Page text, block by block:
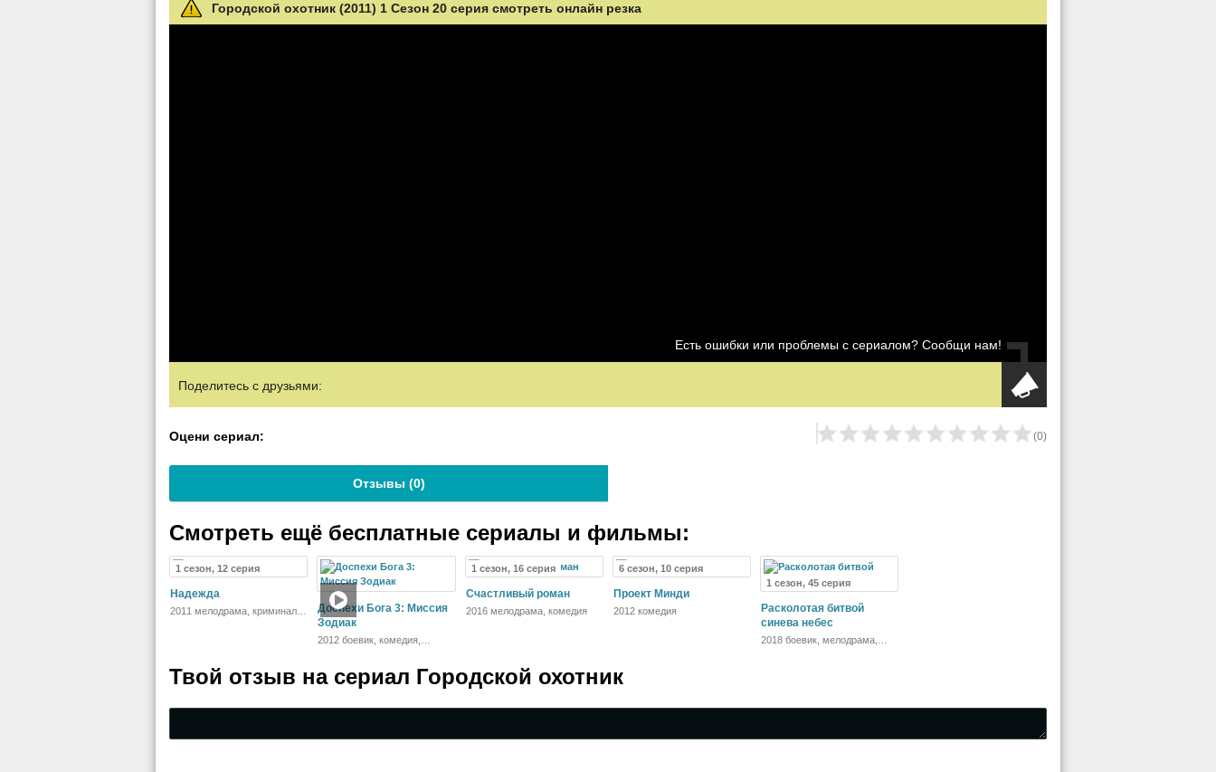
Городской охотник (2011) 1 Сезон 20 серия смотреть онлайн резка
Есть ошибки или проблемы с сериалом? Сообщи нам!
Поделитесь с друзьями:
Оцени сериал: (0)
Отзывы (0)
Смотреть ещё бесплатные сериалы и фильмы:
1 сезон, 12 серия
Надежда
2011 мелодрама, криминал,
Доспехи Бога 3: Миссия
Зодиак
2012 боевик, комедия,
1 сезон, 16 серия
Счастливый роман
2016 мелодрама, комедия
6 сезон, 10 серия
Проект Минди
2012 комедия
1 сезон, 45 серия
Расколотая битвой
синева небес
2018 боевик, мелодрама,
Твой отзыв на сериал Городской охотник